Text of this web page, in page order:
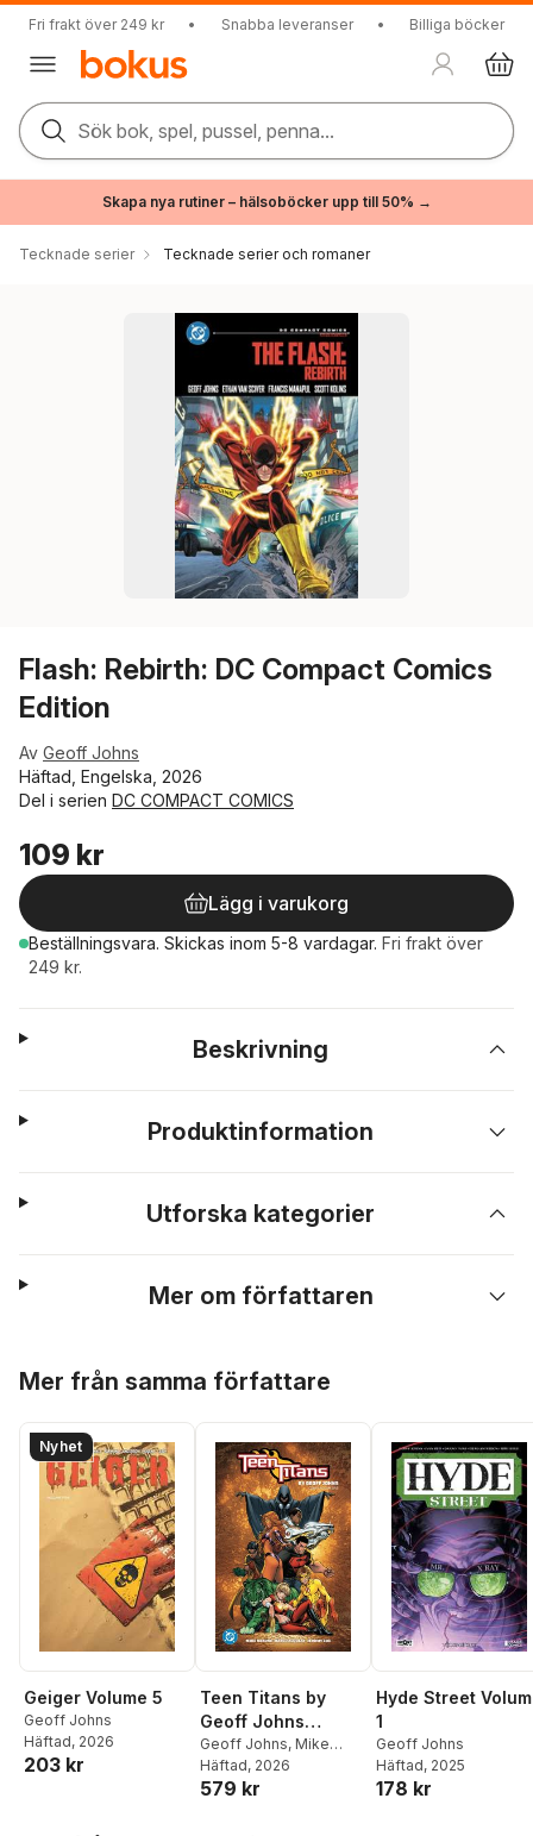
Fri frakt över 249 kr • Snabba leveranser • Billiga böcker
Sök bok, spel, pussel, penna...
Skapa nya rutiner – hälsoböcker upp till 50% →
Tecknade serier Tecknade serier och romaner
Flash: Rebirth: DC Compact Comics
Edition
Av Geoff Johns
Häftad, Engelska, 2026
Del i serien DC COMPACT COMICS
109 kr
Lägg i varukorg
Beställningsvara. Skickas inom 5-8 vardagar. Fri frakt över
249 kr.
Beskrivning
Produktinformation
Utforska kategorier
Mer om författaren
Mer från samma författare
Nyhet
Geiger Volume 5
Geoff Johns
Häftad, 2026
203 kr
Teen Titans by
Geoff Johns
Compendium One
Geoff Johns, Mike
McKone
Häftad, 2026
579 kr
Hyde Street
1
Geoff Johns
Häftad, 2025
178 kr